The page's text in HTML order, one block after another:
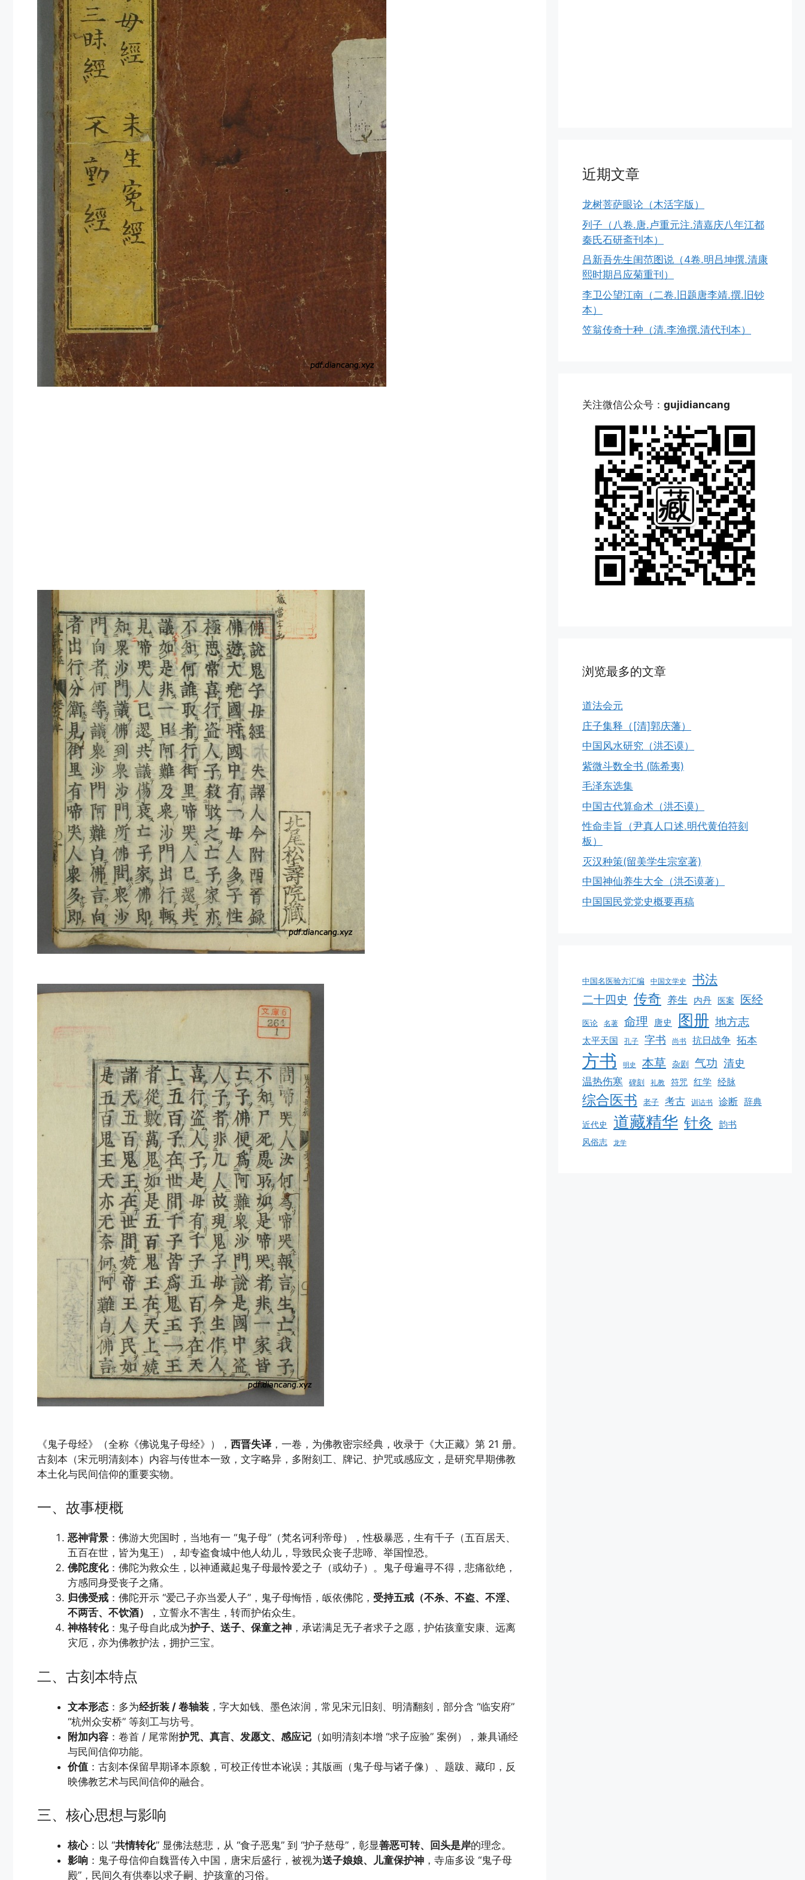
《鬼子母经》（全称《佛说鬼子母经》）， 西晋失译 ，一卷，为佛教密宗经典，收录于《大正藏》第 21 册。
古刻本（宋元明清刻本）内容与传世本一致，文字略异，多附刻工、牌记、护咒或感应文，是研究早期佛教
本土化与民间信仰的重要实物。
一、故事梗概
恶神背景 ：佛游大兜国时，当地有一 “鬼子母”（梵名诃利帝母），性极暴恶，生有千子（五百居天、
五百在世，皆为鬼王），却专盗食城中他人幼儿，导致民众丧子悲啼、举国惶恐。
佛陀度化：佛陀为救众生，以神通藏起鬼子母最怜爱之子（或幼子）。鬼子母遍寻不得，悲痛欲绝，
方感同身受丧子之痛。
归佛受戒 ：佛陀开示 “爱己子亦当爱人子”，鬼子母悔悟，皈依佛陀， 受持五戒（不杀、不盗、不淫、
不两舌、不饮酒）
，立誓永不害生，转而护佑众生。
神格转化：鬼子母自此成为护子、送子、保童之神 ，承诺满足无子者求子之愿，护佑孩童安康、远离
灾厄，亦为佛教护法，拥护三宝。
二、古刻本特点
文本形态 ：多为经折装 / 卷轴装 ，字大如钱、墨色浓润，常见宋元旧刻、明清翻刻，部分含 “临安府”
“杭州众安桥” 等刻工与坊号。
附加内容 ：卷首 / 尾常附护咒、真言、发愿文、感应记 （如明清刻本增 “求子应验” 案例），兼具诵经
与民间信仰功能。
价值 ：古刻本保留早期译本原貌，可校正传世本讹误；其版画（鬼子母与诸子像）、题跋、藏印，反
映佛教艺术与民间信仰的融合。
三、核心思想与影响
核心：以 “共情转化” 显佛法慈悲，从 “食子恶鬼” 到 “护子慈母”，彰显善恶可转、回头是岸的理念。
影响 ：鬼子母信仰自魏晋传入中国，唐宋后盛行，被视为送子娘娘、儿童保护神 ，寺庙多设 “鬼子母
殿”，民间久有供奉以求子嗣、护孩童的习俗。
近期文章
龙树菩萨眼论（木活字版）
列子（八卷.唐.卢重元注.清嘉庆八年江都
秦氏石研斋刊本）
吕新吾先生闺范图说（4卷.明吕坤撰.清康
熙时期吕应菊重刊）
李卫公望江南（二卷.旧题唐李靖.撰.旧钞
本）
笠翁传奇十种（清.李渔撰.清代刊本）
关注微信公众号： gujidiancang
浏览最多的文章
道法会元
庄子集释（[清]郭庆藩）
中国风水研究（洪丕谟）
紫微斗数全书 (陈希夷)
毛泽东选集
中国古代算命术（洪丕谟）
性命圭旨（尹真人口述.明代黄伯符刻
板）
灭汉种策(留美学生宗室著)
中国神仙养生大全（洪丕谟著）
中国国民党党史概要再稿
中国名医验方汇编 中国文学史 书法
二十四史 传奇 养生 内丹 医案 医经
医论 名著 命理 唐史 图册 地方志
太平天国 孔子 字书 尚书 抗日战争 拓本
方书 明史 本草 杂剧 气功 清史
温热伤寒 碑刻 礼教 符咒 红学 经脉
综合医书 老子 考古 训诂书 诊断 辞典
近代史 道藏精华 针灸 韵书
风俗志 龙学